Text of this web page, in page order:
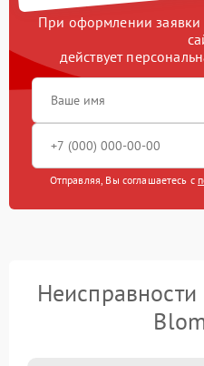
При оформлении заявки
действует
Отправляя, Вы соглашаетесь с